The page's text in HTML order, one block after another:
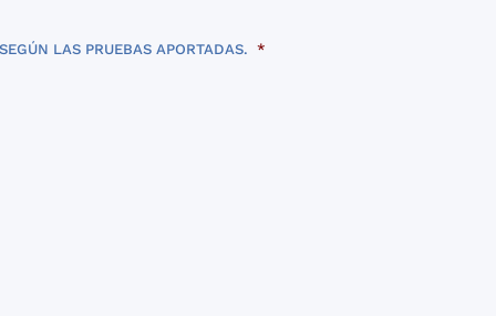
LAS PRUEBAS APORTADAS. *